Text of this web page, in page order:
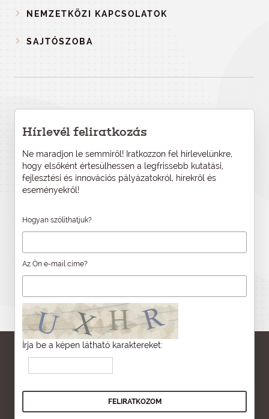
NEMZETKÖZI KAPCSOLATOK
SAJTÓSZOBA
Hírlevél feliratkozás
Ne maradjon le semmiről! Iratkozzon fel hírlevelünkre,
hogy elsőként értesülhessen a legfrissebb kutatási,
fejlesztési és innovációs pályázatokról, hírekről és
eseményekről!
Hogyan szólíthatjuk?
Az Ön e-mail címe?
Írja be a képen látható karaktereket: